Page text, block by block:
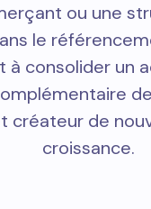
ou une
le
à consolider un
créateur de
croissance.